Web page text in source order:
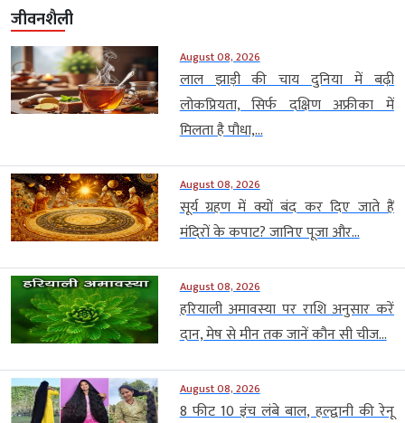
जीवनशैली
August 08, 2026
लाल झाड़ी की चाय दुनिया में बढ़ी
लोकप्रियता, सिर्फ दक्षिण अफ्रीका में
मिलता है पौधा,...
August 08, 2026
सूर्य ग्रहण में क्यों बंद कर दिए जाते हैं
मंदिरों के कपाट? जानिए पूजा और...
August 08, 2026
हरियाली अमावस्या पर राशि अनुसार करें
दान, मेष से मीन तक जानें कौन सी चीज...
August 08, 2026
8 फीट 10 इंच लंबे बाल, हल्द्वानी की रेनू